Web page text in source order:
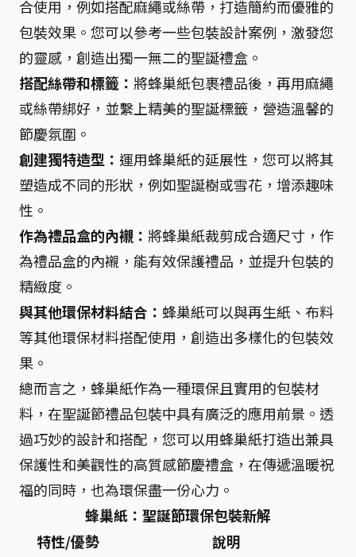
合使用，例如搭配麻繩或絲帶，打造簡約而優雅的
包裝效果。您可以參考一些包裝設計案例，激發您
的靈感，創造出獨一無二的聖誕禮盒。
搭配絲帶和標籤： 將蜂巢紙包裹禮品後，再用麻繩
或絲帶綁好，並繫上精美的聖誕標籤，營造溫馨的
節慶氛圍。
創建獨特造型： 運用蜂巢紙的延展性，您可以將其
塑造成不同的形狀，例如聖誕樹或雪花，增添趣味
性。
作為禮品盒的內襯： 將蜂巢紙裁剪成合適尺寸，作
為禮品盒的內襯，能有效保護禮品，並提升包裝的
精緻度。
與其他環保材料結合： 蜂巢紙可以與再生紙、布料
等其他環保材料搭配使用，創造出多樣化的包裝效
果。
總而言之，蜂巢紙作為一種環保且實用的包裝材
料，在聖誕節禮品包裝中具有廣泛的應用前景。透
過巧妙的設計和搭配，您可以用蜂巢紙打造出兼具
保護性和美觀性的高質感節慶禮盒，在傳遞溫暖祝
福的同時，也為環保盡一份心力。
蜂巢紙：聖誕節環保包裝新解
特性/優勢
說明